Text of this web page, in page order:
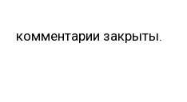
комментарии закрыты.